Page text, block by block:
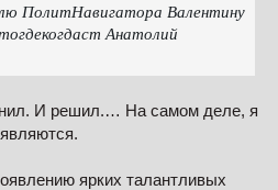
ПолитНавигатора Валентину
Анатолий
И решил.… На самом деле, я
ярких талантливых